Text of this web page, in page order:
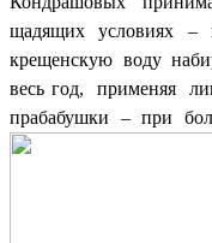
щадящих условиях –
крещенскую воду
весь год, применяя
прабабушки – при